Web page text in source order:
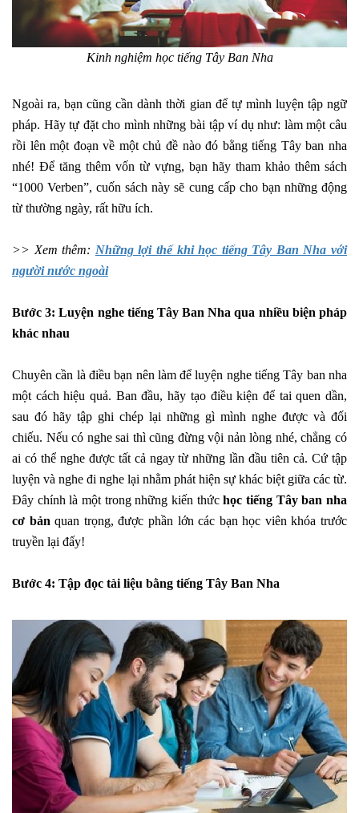
Kinh nghiệm học tiếng Tây Ban Nha
Ngoài ra, bạn cũng cần dành thời gian để tự mình luyện tập ngữ
pháp. Hãy tự đặt cho mình những bài tập ví dụ như: làm một câu
rồi lên một đoạn về một chủ đề nào đó bằng tiếng Tây ban nha
nhé! Để tăng thêm vốn từ vựng, bạn hãy tham khảo thêm sách
“1000 Verben”, cuốn sách này sẽ cung cấp cho bạn những động
từ thường ngày, rất hữu ích.
>> Xem thêm: Những lợi thế khi học tiếng Tây Ban Nha với
người nước ngoài
Bước 3: Luyện nghe tiếng Tây Ban Nha qua nhiều biện pháp
khác nhau
Chuyên cần là điều bạn nên làm để luyện nghe tiếng Tây ban nha
một cách hiệu quả. Ban đầu, hãy tạo điều kiện để tai quen dần,
sau đó hãy tập ghi chép lại những gì mình nghe được và đối
chiếu. Nếu có nghe sai thì cũng đừng vội nản lòng nhé, chẳng có
ai có thể nghe được tất cả ngay từ những lần đầu tiên cả. Cứ tập
luyện và nghe đi nghe lại nhằm phát hiện sự khác biệt giữa các từ.
Đây chính là một trong những kiến thứchọc tiếng Tây ban nha
cơ bản quan trọng, được phần lớn các bạn học viên khóa trước
truyền lại đấy!
Bước 4: Tập đọc tài liệu bằng tiếng Tây Ban Nha